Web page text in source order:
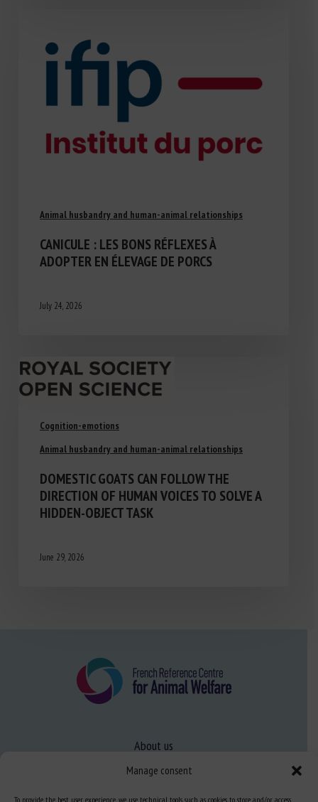
Manage consent
To provide the best user experience, we use technical tools such as cookies to store and/or access
Animal husbandry and human-animal relationships
CANICULE : LES BONS RÉFLEXES À
ADOPTER EN ÉLEVAGE DE PORCS
July 24, 2026
Cognition-emotions
Animal husbandry and human-animal relationships
DOMESTIC GOATS CAN FOLLOW THE
DIRECTION OF HUMAN VOICES TO SOLVE A
HIDDEN-OBJECT TASK
June 29, 2026
About us
FAQ